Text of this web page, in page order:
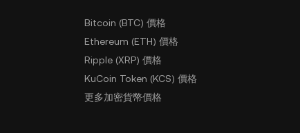
Bitcoin (BTC) 價格
Ethereum (ETH) 價格
Ripple (XRP) 價格
KuCoin Token (KCS) 價格
更多加密貨幣價格